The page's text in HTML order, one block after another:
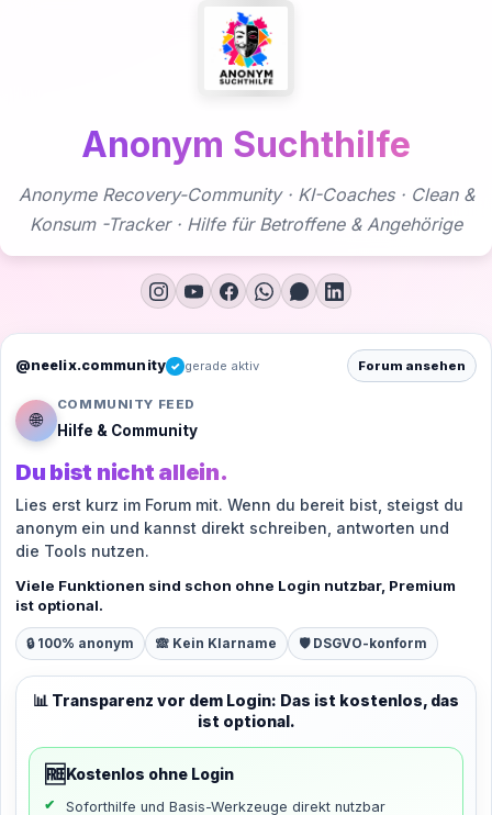
Anonym Suchthilfe
Anonyme Recovery-Community · KI-Coaches · Clean &
Konsum -Tracker · Hilfe für Betroffene & Angehörige
@neelix.community ✓ gerade aktiv Forum ansehen
🌐
COMMUNITY FEED
Hilfe & Community
Du bist nicht allein.
Lies erst kurz im Forum mit. Wenn du bereit bist, steigst du
anonym ein und kannst direkt schreiben, antworten und
die Tools nutzen.
Viele Funktionen sind schon ohne Login nutzbar, Premium
ist optional.
🔒 100% anonym 🙈 Kein Klarname 🛡️ DSGVO-konform
📊 Transparenz vor dem Login: Das ist kostenlos, das
ist optional.
🆓 Kostenlos ohne Login
Soforthilfe und Basis-Werkzeuge direkt nutzbar